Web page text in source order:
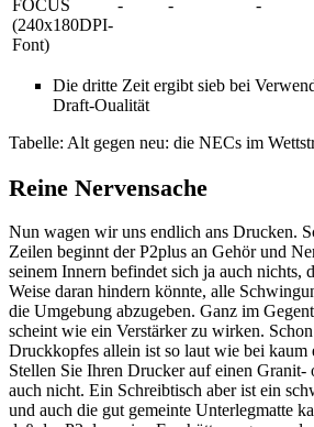
FOCUS
(240x180DPI-
Font)
- - -
Die dritte Zeit ergibt sieb bei
Draft-Oualität
Tabelle: Alt gegen neu: die NECs im
Reine Nervensache
Nun wagen wir uns endlich ans Drucken.
Zeilen beginnt der P2plus an Gehör und
seinem Innern befindet sich ja auch nichts,
Weise daran hindern könnte, alle
die Umgebung abzugeben. Ganz im
scheint wie ein Verstärker zu wirken.
Druckkopfes allein ist so laut wie bei kaum
Stellen Sie Ihren Drucker auf einen
auch nicht. Ein Schreibtisch aber ist ein
und auch die gut gemeinte Unterlegmatte